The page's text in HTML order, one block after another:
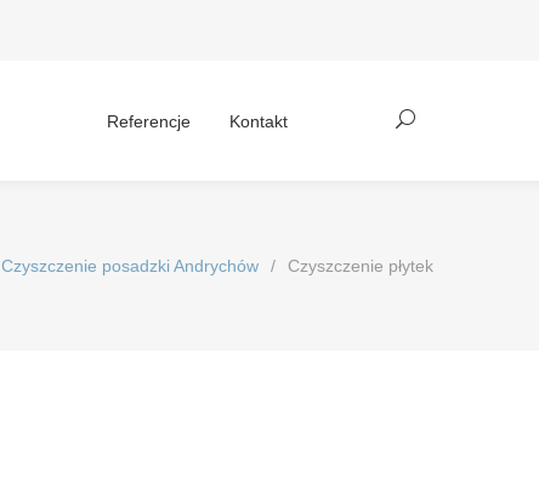
Referencje Kontakt
Czyszczenie posadzki Andrychów / Czyszczenie płytek